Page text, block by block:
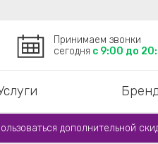
Принимаем звонки
сегодня с 9:00 до
дополнительной